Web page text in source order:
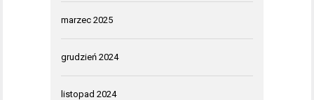
marzec 2025
grudzień 2024
listopad 2024